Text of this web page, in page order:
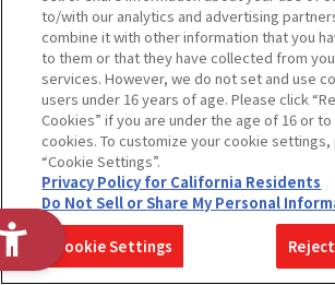
set マイメロディ
5,500円(税込)
玩具
Make Up Palette
set シナモロール
5,500円(税込)
玩具
to/with our analytics and advertising
combine it with other information that you
to them or that they have collected from
services. However, we do not set and use
users under 16 years of age. Please click
Cookies” if you are under the age of 16 or
cookies. To customize your cookie
“Cookie Settings”.
Privacy Policy for California Residents
Do Not Sell or Share My Personal
Cookie Settings